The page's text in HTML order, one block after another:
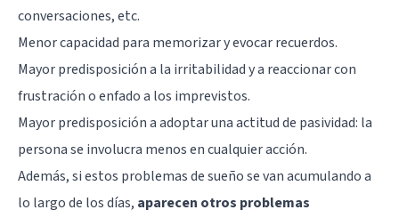
conversaciones, etc.
Menor capacidad para memorizar y evocar recuerdos.
Mayor predisposición a la irritabilidad y a reaccionar con
frustración o enfado a los imprevistos.
Mayor predisposición a adoptar una actitud de pasividad: la
persona se involucra menos en cualquier acción.
Además, si estos problemas de sueño se van acumulando a
lo largo de los días, aparecen otros problemas